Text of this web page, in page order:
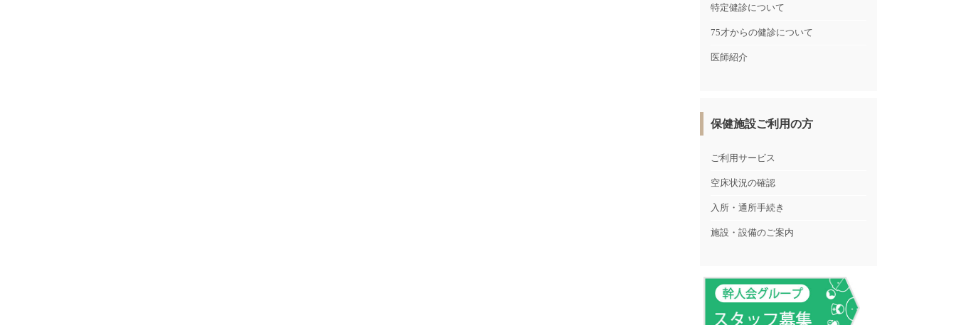
特定健診について
75才からの健診について
医師紹介
保健施設ご利用の方
ご利用サービス
空床状況の確認
入所・通所手続き
施設・設備のご案内